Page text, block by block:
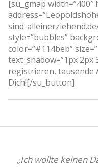
[su_gmap width=”400″
sind-
style=”bubbles”
color=”#114beb”
text_shadow=”1px
registrieren, tausende
Dich![/su_button]
„Ich wollte keinen